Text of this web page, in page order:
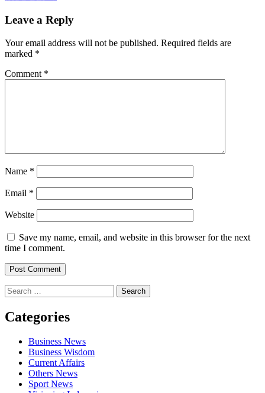
navigation
Leave a Reply
Your email address will not be published. Required fields are
marked *
Comment *
Name *
Email *
Website
Save my name, email, and website in this browser for the next
time I comment.
Search
for:
Categories
Business News
Business Wisdom
Current Affairs
Others News
Sport News